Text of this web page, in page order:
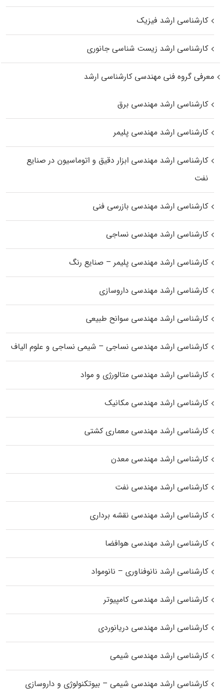
کارشناسی ارشد فیزیک
کارشناسی ارشد زیست‌ شناسی جانوری
معرفی گروه فنی مهندسی کارشناسی ارشد
کارشناسی ارشد مهندسی برق
کارشناسی ارشد مهندسی پلیمر
کارشناسی ارشد مهندسی ابزار دقیق و اتوماسیون در صنایع
نفت
کارشناسی ارشد مهندسی بازرسی فنی
کارشناسی ارشد مهندسی نساجی
کارشناسی ارشد مهندسی پلیمر – صنایع رنگ
کارشناسی ارشد مهندسی داروسازی
کارشناسی ارشد مهندسی سوانح طبیعی
کارشناسی ارشد مهندسی نساجی – شیمی نساجی و علوم الیاف
کارشناسی ارشد مهندسی متالورژی و مواد
کارشناسی ارشد مهندسی مکانیک
کارشناسی ارشد مهندسی معماری کشتی
کارشناسی ارشد مهندسی معدن
کارشناسی ارشد مهندسی نفت
کارشناسی ارشد مهندسی نقشه برداری
کارشناسی ارشد مهندسی هوافضا
کارشناسی ارشد نانوفناوری – نانومواد
کارشناسی ارشد مهندسی کامپیوتر
کارشناسی ارشد مهندسی دریانوردی
کارشناسی ارشد مهندسی شیمی
کارشناسی ارشد مهندسی شیمی – بیوتکنولوژی و داروسازی